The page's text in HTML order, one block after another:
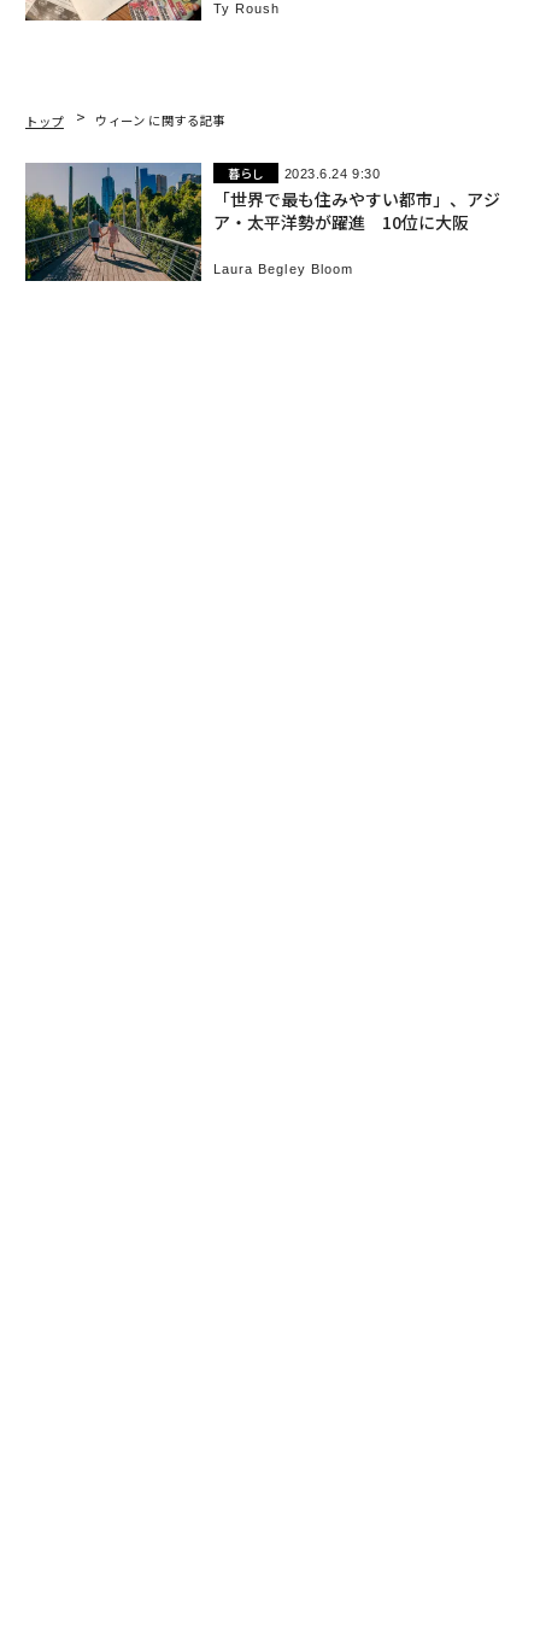
Ty Roush
トップ ウィーン に関する記事
暮らし 2023.6.24 9:30
「世界で最も住みやすい都市」、アジ
ア・太平洋勢が躍進 10位に大阪
Laura Begley Bloom